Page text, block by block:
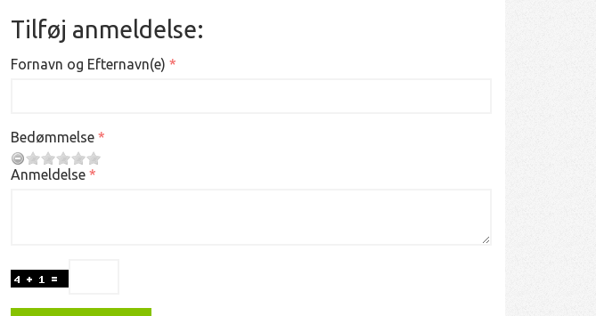
Tilføj anmeldelse:
Fornavn og Efternavn(e)
Bedømmelse
Anmeldelse